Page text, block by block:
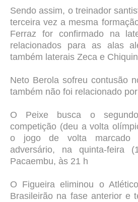
Sendo assim, o treinador
terceira vez a mesma
Ferraz for confirmado na
relacionados para as alas
também laterais Zeca e
Neto Berola sofreu contusão
também não foi relacionado
O Peixe busca o
competição (deu a volta
o jogo de volta marcado
adversário, na quinta-feira
Pacaembu, às 21 h
O Figueira eliminou o
Brasileirão na fase anterior e